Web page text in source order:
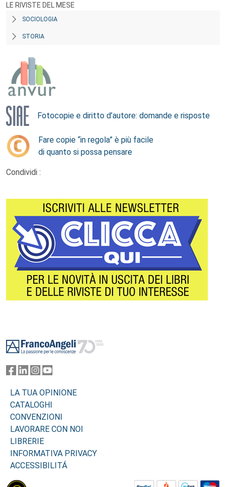
LE RIVISTE DEL MESE
SOCIOLOGIA
STORIA
Fotocopie e diritto d’autore: domande e risposte
Fare copie “in regola” è più facile
di quanto si possa pensare
Condividi :
LA TUA OPINIONE
CATALOGHI
CONVENZIONI
LAVORARE CON NOI
LIBRERIE
INFORMATIVA PRIVACY
ACCESSIBILITÁ